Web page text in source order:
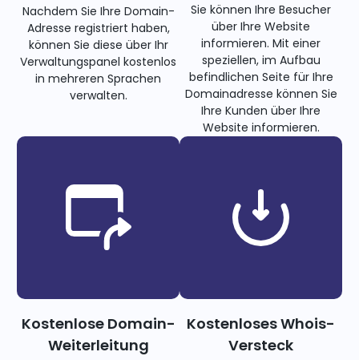
Nachdem Sie Ihre Domain-
Adresse registriert haben,
können Sie diese über Ihr
Verwaltungspanel kostenlos
in mehreren Sprachen
verwalten.
Sie können Ihre Besucher
über Ihre Website
informieren. Mit einer
speziellen, im Aufbau
befindlichen Seite für Ihre
Domainadresse können Sie
Ihre Kunden über Ihre
Website informieren.
Kostenlose Domain-
Weiterleitung
Kostenloses Whois-
Versteck